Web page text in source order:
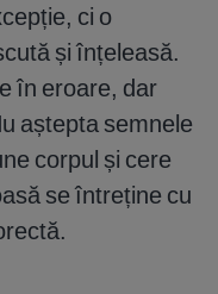
ci o
și înțeleasă.
în eroare, dar
aștepta semnele
corpul și cere
se întreține cu